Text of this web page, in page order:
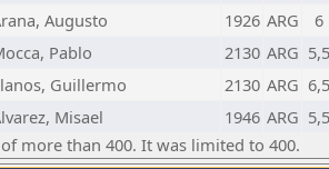
Augusto 1926 ARG
6
Pablo 2130 ARG 5,5
Guillermo 2130 ARG 6,5
Misael 1946 ARG 5,5
more than 400. It was limited to 400.